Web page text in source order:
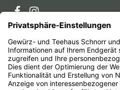
Service-Hotline
Service